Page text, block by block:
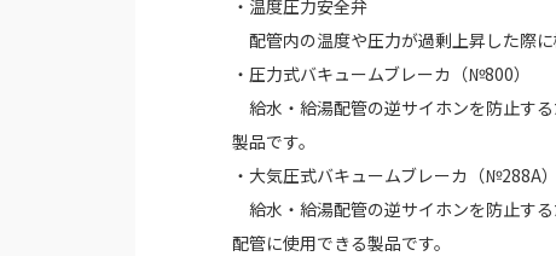
・温度圧力安全弁
配管内の温度や圧力が過剰上昇した際
・圧力式バキュームブレーカ（№800）
給水・給湯配管の逆サイホンを防止す
製品です。
・大気圧式バキュームブレーカ（№288A）
給水・給湯配管の逆サイホンを防止す
配管に使用できる製品です。